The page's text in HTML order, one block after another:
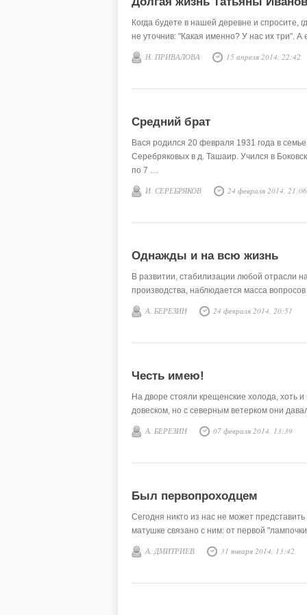
Когда будете в нашей деревне и спросите,
не уточнив: "Какая именно? У нас их три".
Н. ПРИВАЛОВА 15 апреля 2014, 22:42
Средний брат
Вася родился 20 февраля 1931 года в
Серебряковых в д. Ташаир. Учился в
по 7 …
И. СЕРЕБРЯКОВ 24 февраля 2014, 21:06
Однажды и на всю жизнь
В развитии, стабилизации любой отрасли
производства, наблюдается масса
А. БЕРЕЗИН 24 февраля 2014, 20:51
Честь имею!
На дворе стояли крещенские холода, хоть
довеском, но с северным ветерком они
А. БЕРЕЗИН 07 февраля 2014, 13:39
Был первопроходцем
Сегодня никто из нас не может
матушке связано с ним: от первой
А. ДМИТРИЕВ 31 января 2014, 13:42